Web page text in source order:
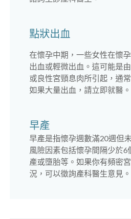
點狀出血
在懷孕中期，一些女性在懷
出血或輕微出血。這可能是
或良性宮頸息肉所引起，通
如果大量出血，請立即就醫。
早產
早產是指懷孕週數滿20週但
風險因素包括懷孕間隔少於6
產或墮胎等。如果你有頻密
況，可以徵詢產科醫生意見。